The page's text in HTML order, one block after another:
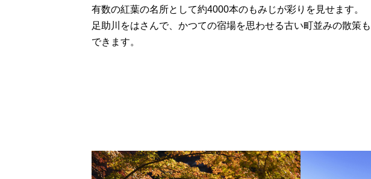
有数の紅葉の名所として約4000本のもみじが彩りを見せます。
足助川をはさんで、かつての宿場を思わせる古い町並みの散策も
できます。